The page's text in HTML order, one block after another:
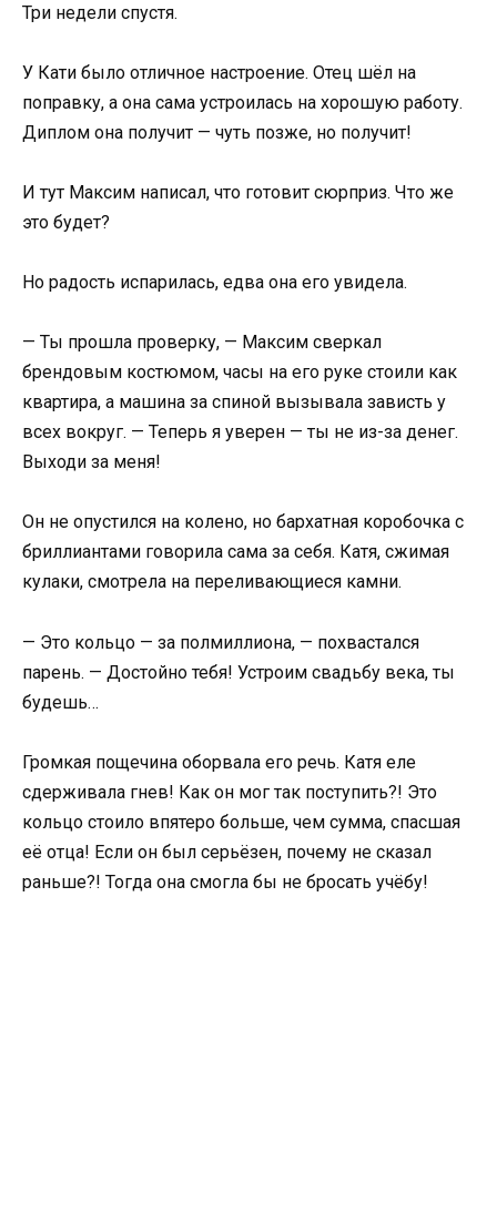
Три недели спустя.
У Кати было отличное настроение. Отец шёл на
поправку, а она сама устроилась на хорошую работу.
Диплом она получит — чуть позже, но получит!
И тут Максим написал, что готовит сюрприз. Что же
это будет?
Но радость испарилась, едва она его увидела.
— Ты прошла проверку, — Максим сверкал
брендовым костюмом, часы на его руке стоили как
квартира, а машина за спиной вызывала зависть у
всех вокруг. — Теперь я уверен — ты не из-за денег.
Выходи за меня!
Он не опустился на колено, но бархатная коробочка с
бриллиантами говорила сама за себя. Катя, сжимая
кулаки, смотрела на переливающиеся камни.
— Это кольцо — за полмиллиона, — похвастался
парень. — Достойно тебя! Устроим свадьбу века, ты
будешь…
Громкая пощечина оборвала его речь. Катя еле
сдерживала гнев! Как он мог так поступить?! Это
кольцо стоило впятеро больше, чем сумма, спасшая
её отца! Если он был серьёзен, почему не сказал
раньше?! Тогда она смогла бы не бросать учёбу!